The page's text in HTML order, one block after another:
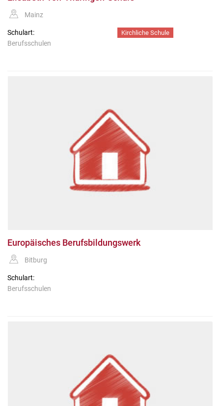
Mainz
Schulart:
Berufsschulen
Kirchliche Schule
Europäisches Berufsbildungswerk
Bitburg
Schulart:
Berufsschulen